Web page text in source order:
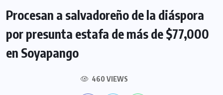
Procesan a salvadoreño de la diáspora
por presunta estafa de más de $77,000
en Soyapango
460 VIEWS